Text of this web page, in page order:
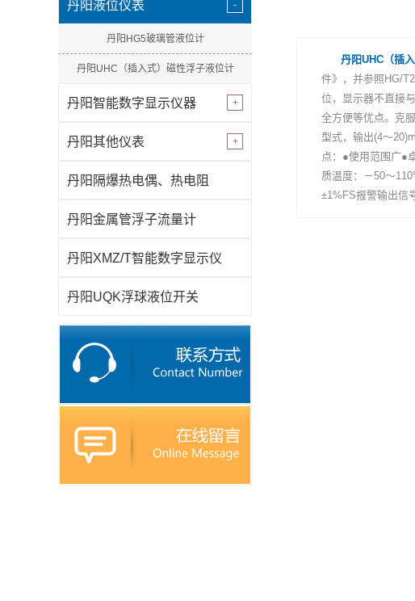
丹阳液位仪表
丹阳HG5玻璃管液位计
丹阳UHC（插入式）磁性浮子液位计
丹阳智能数字显示仪器
丹阳其他仪表
丹阳隔爆热电偶、热电阻
丹阳金属管浮子流量计
丹阳XMZ/T智能数字显示仪
丹阳UQK浮球液位开关
丹阳UHC（插
件》，并参照HG/
位，显示器不直接
全方便等优点。克
型式，输出(4～
点：●使用范围广●
质温度：－50～
±1%FS报警输出信